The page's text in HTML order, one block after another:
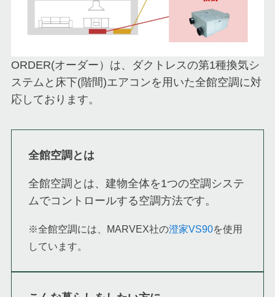
ORDER(オーダー）は、ダクトレスの第1種換気シ
ステムと床下(階間)エアコンを用いた全館空調に対
応しております。
全館空調とは
全館空調とは、建物全体を1つの空調システ
ムでコントロールする空調方法です。
※全館空調には、MARVEX社の澄家VS90を使用
しています。